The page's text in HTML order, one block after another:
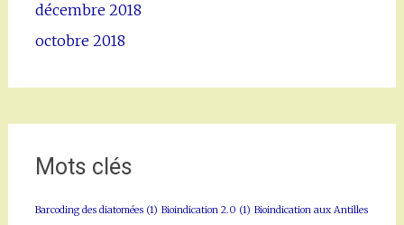
décembre 2018
octobre 2018
Mots clés
Barcoding des diatomées(1) Bioindication 2.0 (1) Bioindication aux Antilles